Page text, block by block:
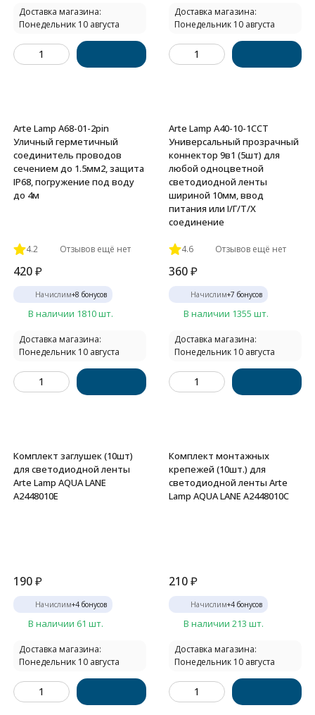
Доставка магазина:
Понедельник 10 августа
Доставка магазина:
Понедельник 10 августа
Arte Lamp A68-01-2pin
Уличный герметичный
соединитель проводов
сечением до 1.5мм2, защита
IP68, погружение под воду
до 4м
4.2 Отзывов ещё нет
420₽
Начислим+8 бонусов
В наличии 1810 шт.
Доставка магазина:
Понедельник 10 августа
Arte Lamp A40-10-1CCT
Универсальный прозрачный
коннектор 9в1 (5шт) для
любой одноцветной
светодиодной ленты
шириной 10мм, ввод
питания или I/Г/Т/X
соединение
4.6 Отзывов ещё нет
360₽
Начислим+7 бонусов
В наличии 1355 шт.
Доставка магазина:
Понедельник 10 августа
Комплект заглушек (10шт)
для светодиодной ленты
Arte Lamp AQUA LANE
A2448010E
190₽
Начислим+4 бонусов
В наличии 61 шт.
Доставка магазина:
Понедельник 10 августа
Комплект монтажных
крепежей (10шт.) для
светодиодной ленты Arte
Lamp AQUA LANE A2448010C
210₽
Начислим+4 бонусов
В наличии 213 шт.
Доставка магазина:
Понедельник 10 августа